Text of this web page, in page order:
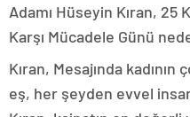
Adamı Hüseyin Kıran, 25
Karşı Mücadele Günü
Kıran, Mesajında
eş, her şeyden evvel